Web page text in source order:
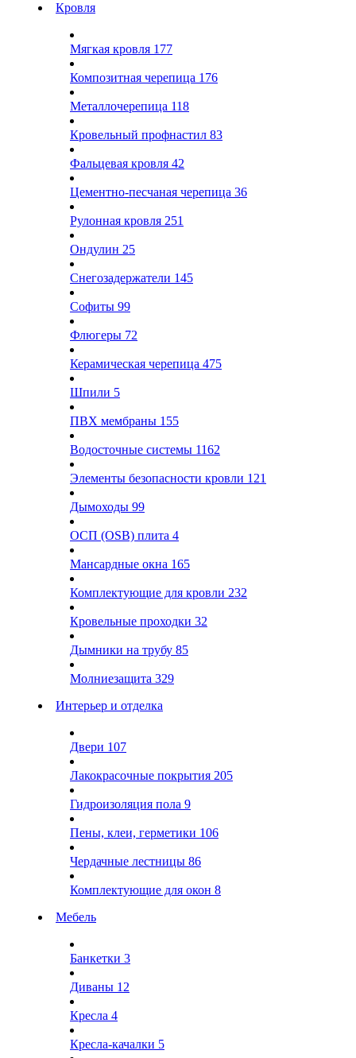
Кровля
Мягкая кровля 177
Композитная черепица 176
Металлочерепица 118
Кровельный профнастил 83
Фальцевая кровля 42
Цементно-песчаная черепица 36
Рулонная кровля 251
Ондулин 25
Снегозадержатели 145
Софиты 99
Флюгеры 72
Керамическая черепица 475
Шпили 5
ПВХ мембраны 155
Водосточные системы 1162
Элементы безопасности кровли 121
Дымоходы 99
ОСП (OSB) плита 4
Мансардные окна 165
Комплектующие для кровли 232
Кровельные проходки 32
Дымники на трубу 85
Молниезащита 329
Интерьер и отделка
Двери 107
Лакокрасочные покрытия 205
Гидроизоляция пола 9
Пены, клеи, герметики 106
Чердачные лестницы 86
Комплектующие для окон 8
Мебель
Банкетки 3
Диваны 12
Кресла 4
Кресла-качалки 5